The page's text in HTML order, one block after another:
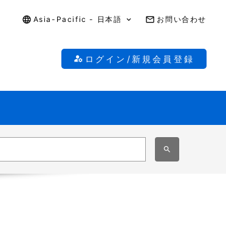
Asia-Pacific - 日本語 お問い合わせ
ログイン/新規会員登録